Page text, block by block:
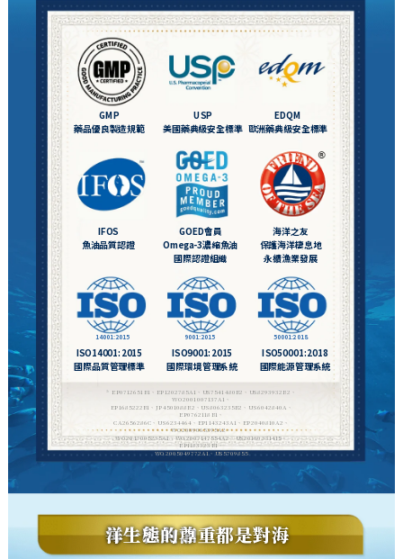
GMP
藥品優良製造規範
USP
美國藥典級安全標準
EDQM
歐洲藥典級安全標準
IFOS
魚油品質認證
GOED會員
Omega-3濃縮魚油
國際認證組織
海洋之友
保護海洋棲息地
永續漁業發展
ISO14001:2015
國際品質管理標準
9001:2015
ISO9001:2015
國際環境管理系統
14001:2015
ISO50001:2018
國際能源管理系統
50001:2018
* EP0712651B1、EP1202785A1、US7541480B2、US8293932B2、
WO2001007137A1、
EP1685222B1、JP4501088B2、US8063235B2、US6042840A、
EP0762118B1、
CA2656286C、US6234464、EP1143243A1、EP2040810A2、
WO2009065395A2、
WO2017005235A1、WO2007147554A2、US20100331415、
EP1183323B1、
WO2005049772A1、US5709855
每一粒魚油，都是對海洋生態的尊重